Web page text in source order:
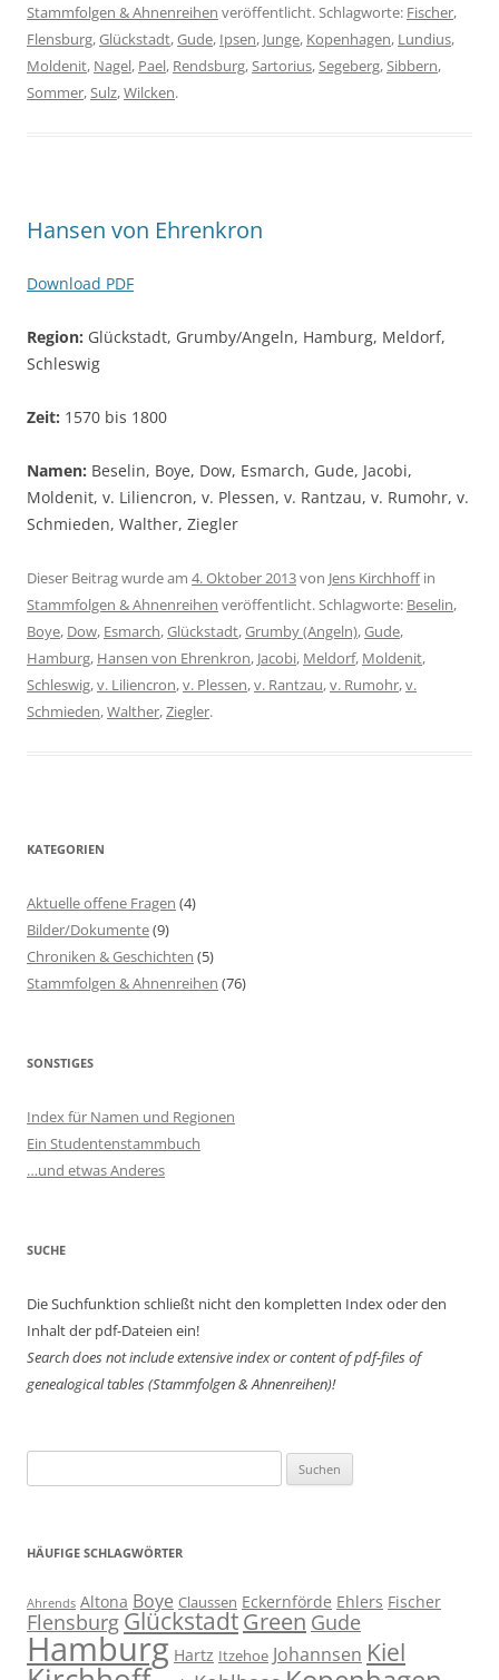
Stammfolgen & Ahnenreihen veröffentlicht. Schlagworte: Fischer,
Flensburg,Glückstadt,Gude, Ipsen, Junge, Kopenhagen, Lundius,
Moldenit, Nagel, Pael, Rendsburg,Sartorius,Segeberg,Sibbern,
Sommer,Sulz,Wilcken.
Hansen von Ehrenkron
Download PDF
Region: Glückstadt, Grumby/Angeln, Hamburg, Meldorf,
Schleswig
Zeit: 1570 bis 1800
Namen: Beselin, Boye, Dow, Esmarch, Gude, Jacobi,
Moldenit, v. Liliencron, v. Plessen, v. Rantzau, v. Rumohr, v.
Schmieden, Walther, Ziegler
Dieser Beitrag wurde am 4. Oktober 2013von Jens Kirchhoffin
Stammfolgen & Ahnenreihen veröffentlicht. Schlagworte: Beselin,
Boye, Dow, Esmarch,Glückstadt,Grumby (Angeln),Gude,
Hamburg, Hansen von Ehrenkron, Jacobi, Meldorf, Moldenit,
Schleswig,v. Liliencron,v. Plessen,v. Rantzau,v. Rumohr,v.
Schmieden,Walther,Ziegler.
KATEGORIEN
Aktuelle offene Fragen (4)
Bilder/Dokumente(9)
Chroniken & Geschichten (5)
Stammfolgen & Ahnenreihen (76)
SONSTIGES
Index für Namen und Regionen
Ein Studentenstammbuch
…und etwas Anderes
SUCHE
Die Suchfunktion schließt nicht den kompletten Index oder den
Inhalt der pdf-Dateien ein!
Search does not include extensive index or content ofpdf-files of
genealogical tables (Stammfolgen & Ahnenreihen)!
nach:
HÄUFIGE SCHLAGWÖRTER
Ahrends Altona Boye Claussen Eckernförde Ehlers Fischer
Flensburg GlückstadtGreen Gude
Hamburg Hartz Itzehoe Johannsen Kiel